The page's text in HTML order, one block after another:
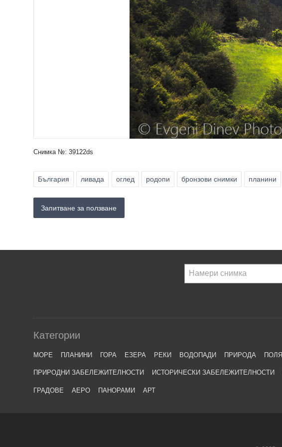
Снимка №: 39122ds
България ливада оглед родопи бронзови снимки планини
Запитване за ползване
Категории
МОРЕ ПЛАНИНИ ГОРА ЕЗЕРА РЕКИ ВОДОПАДИ ПРИРОДА ПОЛЯ
ПРИРОДНИ ЗАБЕЛЕЖИТЕЛНОСТИ ИСТОРИЧЕСКИ ЗАБЕЛЕЖИТЕЛНОСТИ
ГРАДОВЕ АЕРО ПАНОРАМИ АРТ